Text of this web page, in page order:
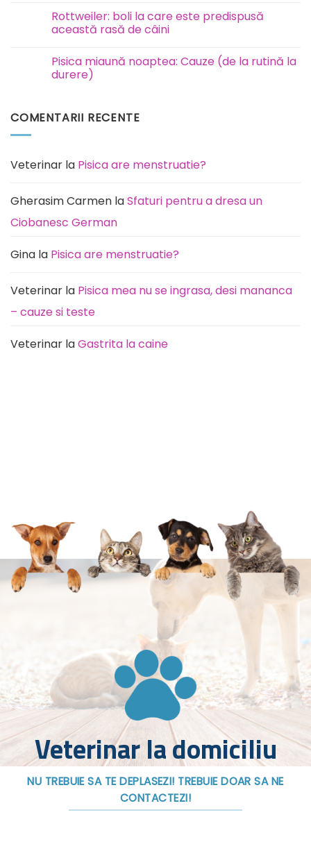
la
Eutanasiere
și
București
Ilfov
Rottweiler: boli la care este predispusă
această rasă de câini
la
Rottweiler:
boli
predispusă
Pisica miaună noaptea: Cauze (de la rutină la
durere)
Pisica
la
rutină
COMENTARII RECENTE
Veterinar la Pisica are menstruatie?
Gherasim Carmen laSfaturi pentru a dresa un
Ciobanesc German
Gina la Pisica are menstruatie?
Veterinar la Pisica mea nu se ingrasa, desi mananca
– cauze si teste
Veterinar laGastrita la caine
Veterinar la domiciliu
NU TREBUIE SA TE DEPLASEZI! TREBUIE DOAR SA NE
CONTACTEZI!